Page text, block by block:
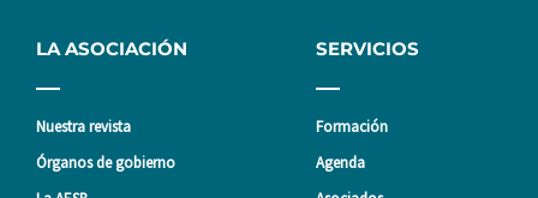
LA ASOCIACIÓN
Nuestra revista
Órganos de gobierno
SERVICIOS
Formación
Agenda